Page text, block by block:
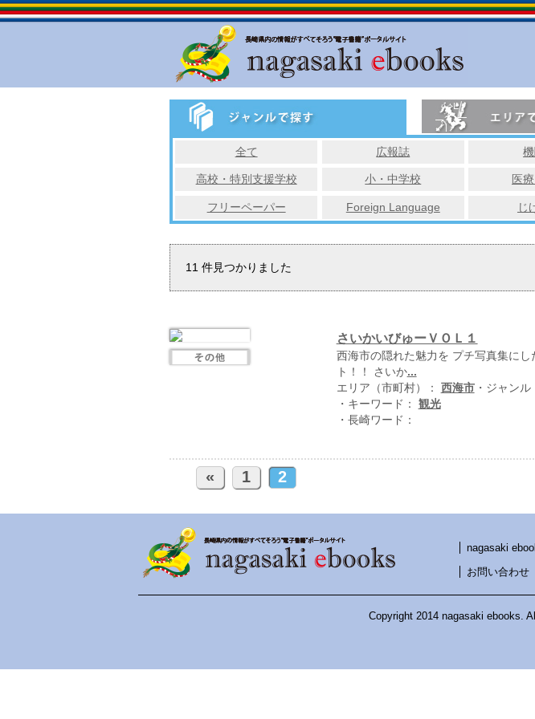
全て 広報誌
高校・特別支援学校 小・中学校 医
フリーペーパー Foreign Language じ
11 件見つかりました
さいかいびゅーＶＯＬ１
西海市の隠れた魅力を プチ写真集に
ト！！ さいか...
エリア（市町村）： 西海市・ジャンル
・キーワード： 観光
・長崎ワード：
« 1 2
nagasaki
お問い合わせ
Copyright 2014 nagasaki ebooks.